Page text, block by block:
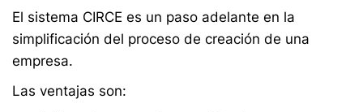
El sistema CIRCE es un paso adelante en la
simplificación del proceso de creación de una
empresa.
Las ventajas son: